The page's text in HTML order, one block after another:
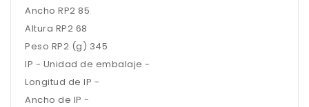
Ancho RP2 85
Altura RP2 68
Peso RP2 (g) 345
IP - Unidad de embalaje -
Longitud de IP -
Ancho de IP -